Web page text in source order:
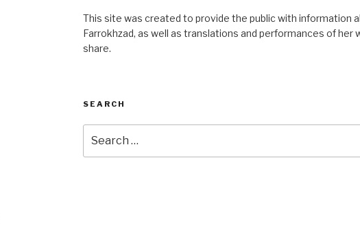
This site was created to provide the public with information
Farrokhzad, as well as translations and performances of her
share.
SEARCH
for: